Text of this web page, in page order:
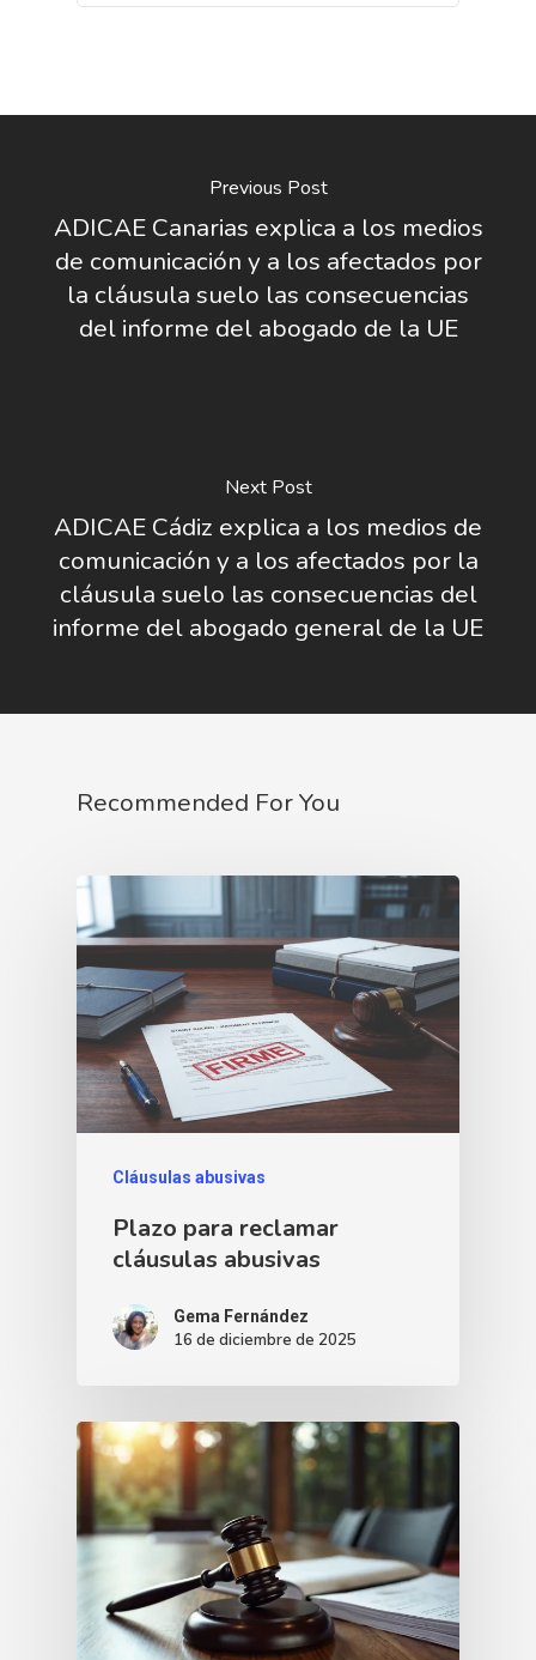
Previous Post
ADICAE Canarias explica a los medios
de comunicación y a los afectados por
la cláusula suelo las consecuencias
del informe del abogado de la UE
Next Post
ADICAE Cádiz explica a los medios de
comunicación y a los afectados por la
cláusula suelo las consecuencias del
informe del abogado general de la UE
Recommended For You
Cláusulas abusivas
Plazo para reclamar
cláusulas abusivas
Gema Fernández
16 de diciembre de 2025